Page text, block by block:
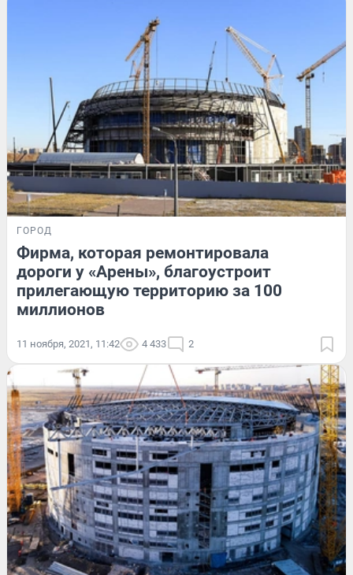
ГОРОД
Фирма, которая ремонтировала
дороги у «Арены», благоустроит
прилегающую территорию за 100
миллионов
11 ноября, 2021, 11:42 4 433 2